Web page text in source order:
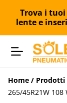
Trova i
lente e
Home / Prodotti
265/45R21W 108